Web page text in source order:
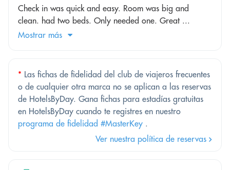
Check in was quick and easy. Room was big and
clean. had two beds. Only needed one. Great ...
Mostrar más
* Las fichas de fidelidad del club de viajeros frecuentes
o de cualquier otra marca no se aplican a las reservas
de HotelsByDay. Gana fichas para estadías gratuitas
en HotelsByDay cuando te registres en nuestro
programa de fidelidad #MasterKey .
Ver nuestra política de reservas